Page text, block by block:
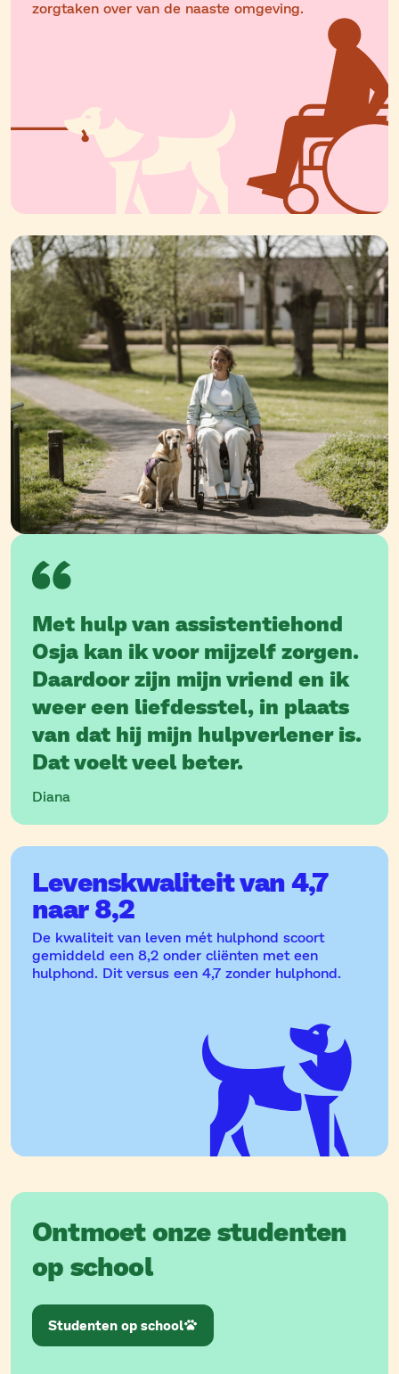
zorgtaken over van de naaste omgeving.
Met hulp van assistentiehond
Osja kan ik voor mijzelf zorgen.
Daardoor zijn mijn vriend en ik
weer een liefdesstel, in plaats
van dat hij mijn hulpverlener is.
Dat voelt veel beter.
Diana
Levenskwaliteit van 4,7
naar 8,2
De kwaliteit van leven mét hulphond scoort
gemiddeld een 8,2 onder cliënten met een
hulphond. Dit versus een 4,7 zonder hulphond.
Ontmoet onze studenten
op school
Studenten op school